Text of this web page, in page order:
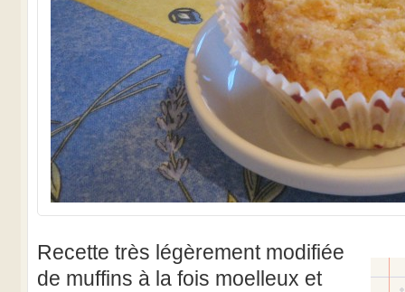
Recette très légèrement modifiée
de muffins à la fois moelleux et